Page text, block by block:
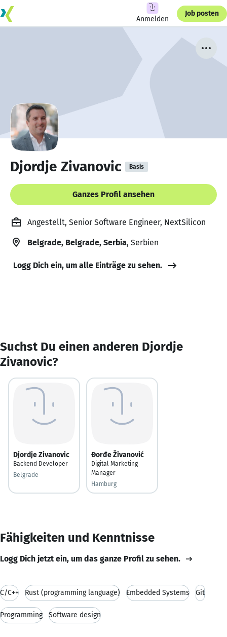
Anmelden
Job posten
Djordje Zivanovic Basis
Ganzes Profil ansehen
Angestellt, Senior Software Engineer, NextSilicon
Belgrade, Belgrade, Serbia, Serbien
Logg Dich ein, um alle Einträge zu sehen.
Suchst Du einen anderen Djordje
Zivanovic?
Djordje Zivanovic
Backend Developer
Belgrade
Đorđe Živanović
Digital Marketing
Manager
Hamburg
Fähigkeiten und Kenntnisse
Logg Dich jetzt ein, um das ganze Profil zu sehen.
C/C++ Rust (programming language) Embedded Systems Git
Programming Software design